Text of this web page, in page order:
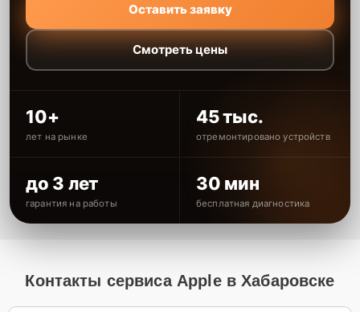
Оставить заявку
Смотреть цены
10+
лет на рынке
45 тыс.
отремонтировано устройств
до 3 лет
гарантия на работы
30 мин
бесплатная диагностика
Контакты сервиса Apple в Хабаровске